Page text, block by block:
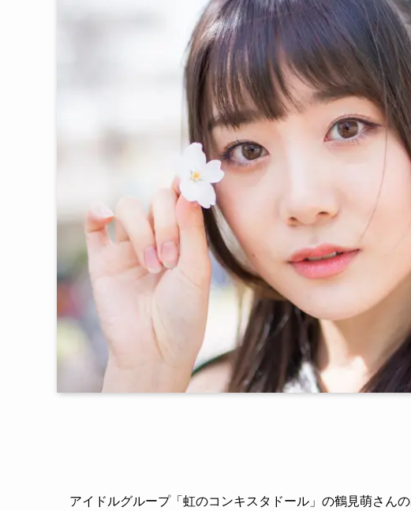
アイドルグループ「虹のコンキスタドール」の鶴見萌さん